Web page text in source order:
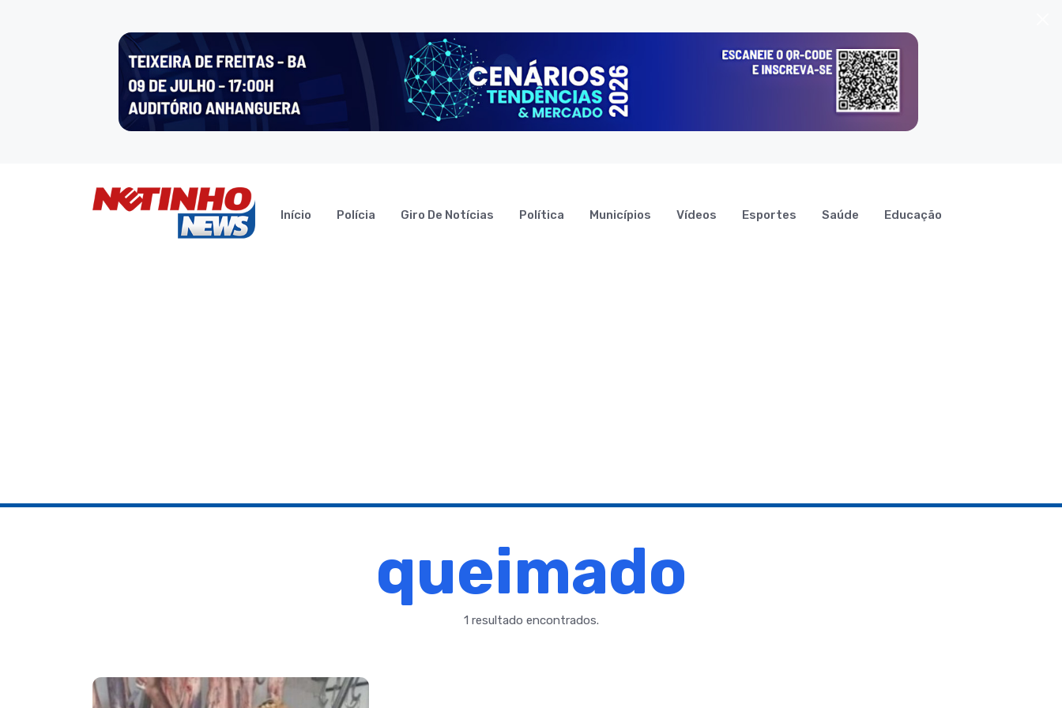
Início Polícia Giro De Notícias Política Municípios Vídeos Esportes Saúde Educação
queimado
1 resultado encontrados.